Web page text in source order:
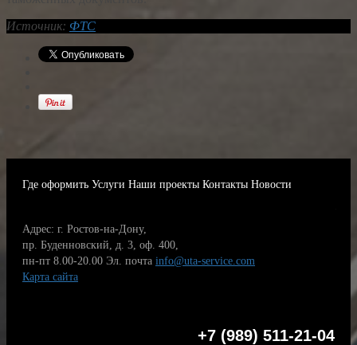
Источник: ФТС
Где оформить Услуги Наши проекты Контакты Новости
Адрес: г. Ростов-на-Дону,
пр. Буденновский, д. 3, оф. 400,
пн-пт 8.00-20.00 Эл. почта info@uta-service.com
Карта сайта
+7 (989) 511-21-04